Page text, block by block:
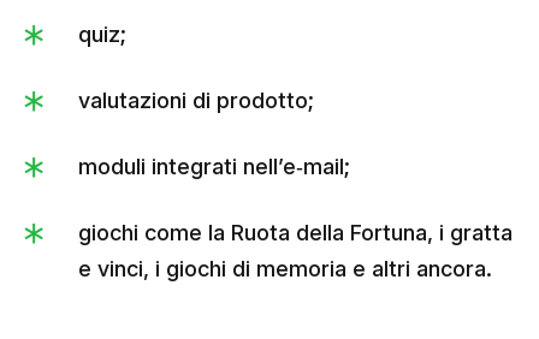
quiz;
valutazioni di prodotto;
moduli integrati nell’e‑mail;
giochi come la Ruota della Fortuna, i gratta
e vinci, i giochi di memoria e altri ancora.